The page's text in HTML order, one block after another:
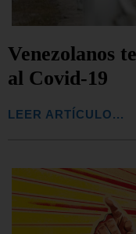
Venezolanos
al Covid-19
LEER ARTÍCULO...